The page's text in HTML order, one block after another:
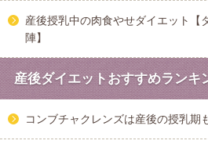
産後授乳中の肉食やせダイエット【
陣】
産後ダイエットおすすめランキ
コンブチャクレンズは産後の授乳期